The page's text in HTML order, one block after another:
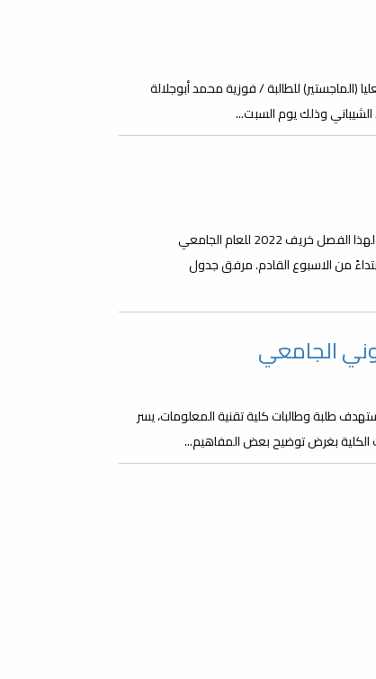
(الماجستير) للطالبة / فوزية محمد أبوجلالة
الشيباني وذلك يوم السبت...
على جميع الطلبة الذين تقدموا لدراسة الماجستير بكلية تقنية المعلومات، لهذا الفصل خريف 2022 للعام الجامعي
ابتداءً من الاسبوع القادم. مرفق جدول
الجامعي
طلبة وطالبات كلية تقنية المعلومات، يسر
الكلية بغرض توضيح بعض المفاهيم...